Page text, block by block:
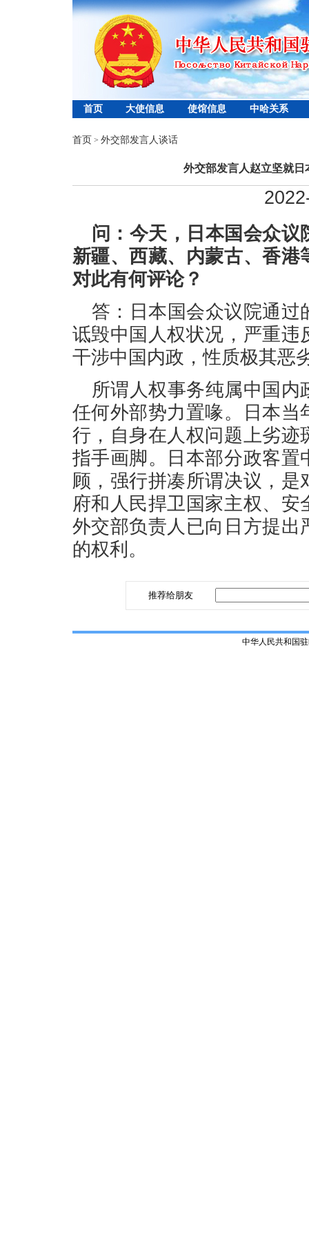
首页 大使信息 使馆信息 中哈关系
首页 > 外交部发言人谈话
外交部发言人赵立坚就
问：今天，日本国会众
新疆、西藏、内蒙古、香
对此有何评论？
答：日本国会众议院通
诋毁中国人权状况，严重
干涉中国内政，性质极其恶
所谓人权事务纯属中国
任何外部势力置喙。日本
行，自身在人权问题上劣
指手画脚。日本部分政客
顾，强行拼凑所谓决议，
府和人民捍卫国家主权、
外交部负责人已向日方提
的权利。
推荐给朋友
中华人民共和国